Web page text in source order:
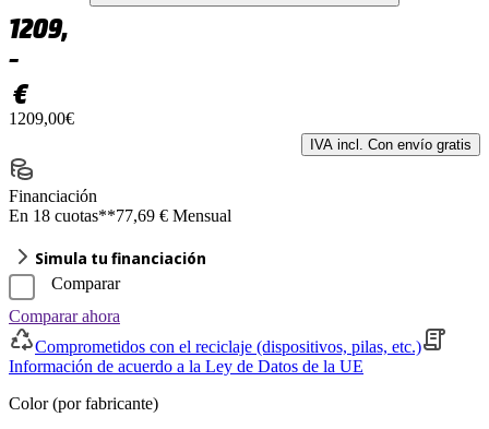
1209,
–
€
1209,00€
IVA incl. Con envío gratis
Financiación
En 18 cuotas**77,69 € Mensual
Simula tu financiación
Comparar
Comparar ahora
Comprometidos con el reciclaje (dispositivos, pilas, etc.)
Información de acuerdo a la Ley de Datos de la UE
Color (por fabricante)